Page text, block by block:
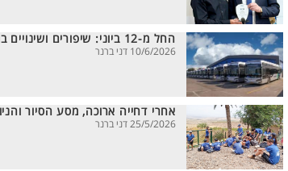
החל מ-12 ביוני: שיפורים ושינויים במערך התחבורה הציבורית בעפולה
10/6/2026 דני ברנר
אחרי דחייה ארוכה, מסע הסיור
25/5/2026 דני ברנר